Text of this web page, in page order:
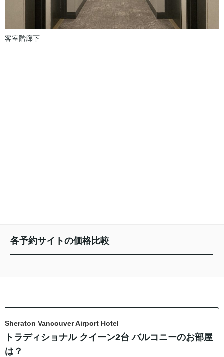
客室階廊下
各予約サイトの価格比較
Sheraton Vancouver Airport Hotel
トラディショナル クイーン2台 バルコニーのお部屋
は？